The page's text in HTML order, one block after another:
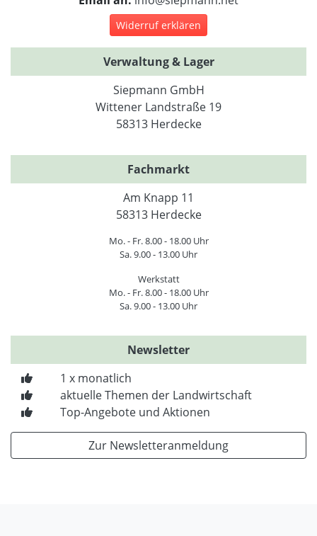
Widerruf erklären
Verwaltung & Lager
Siepmann GmbH
Wittener Landstraße 19
58313 Herdecke
Fachmarkt
Am Knapp 11
58313 Herdecke
Mo. - Fr. 8.00 - 18.00 Uhr
Sa. 9.00 - 13.00 Uhr
Werkstatt
Mo. - Fr. 8.00 - 18.00 Uhr
Sa. 9.00 - 13.00 Uhr
Newsletter
1 x monatlich
aktuelle Themen der Landwirtschaft
Top-Angebote und Aktionen
Zur Newsletteranmeldung